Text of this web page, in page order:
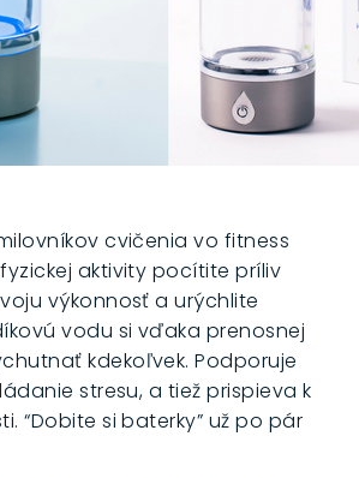
cvičenia vo fitness
aktivity pocítite príliv
výkonnosť a urýchlite
vodu si vďaka prenosnej
kdekoľvek. Podporuje
stresu, a tiež prispieva k
“Dobite si baterky” už po pár